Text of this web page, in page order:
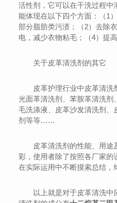
活性剂，它可以在干洗过程中
能体现在以下四个方面：（1
部分脂肪类污渍；（2）去除
电，减少衣物粘毛；（4）提
关于皮革清洗剂的其它
皮革护理行业中皮革清洗
光面革清洗剂、苯胺革清洗剂
毛洗涤液、皮革沙发清洗剂、
剂等等……
皮革清洗剂的性能、用途
彩，使用者除了按照各厂家的
在实际运用中不断摸索总结，
以上就是对于皮革清洗中